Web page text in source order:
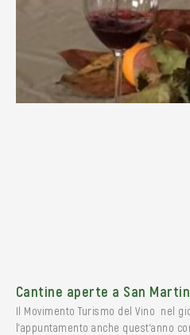
Cantine aperte a San
Il Movimento Turismo del Vino nel
l’appuntamento anche quest’anno